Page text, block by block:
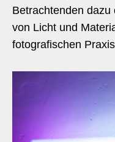
Betrachtenden
von Licht und
fotografischen